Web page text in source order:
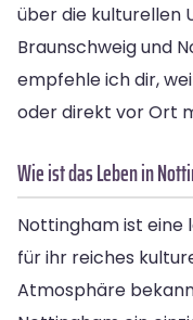
über die kulturellen
Braunschweig und
empfehle ich dir,
oder direkt vor Ort
Wie ist das Leben in
Nottingham ist eine
für ihr reiches
Atmosphäre